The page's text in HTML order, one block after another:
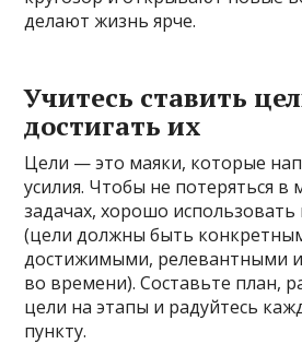
делают жизнь ярче.
Учитесь ставить
достигать их
Цели — это маяки, которые
усилия. Чтобы не потеряться в
задачах, хорошо использовать
(цели должны быть
достижимыми, релевантными
во времени). Составьте план,
цели на этапы и радуйтесь
пункту.